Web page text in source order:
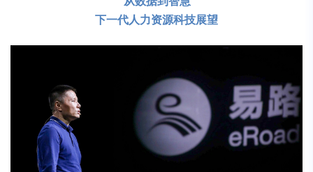
下一代人力资源科技展望